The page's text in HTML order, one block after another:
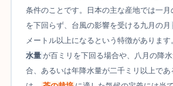
条件のことです。日本の主な産地では一
を下回らず、台風の影響を受ける九月の月
メートル以上になるという特徴があります
水量 が百ミリを下回る場合や、八月の降
合、あるいは年降水量が二千ミリ以上で